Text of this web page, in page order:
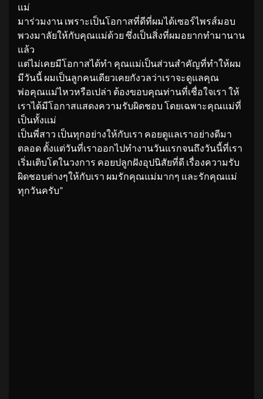
แม่
มาร่วมงาน เพราะเป็นโอกาสที่ดีที่ผมได้เซอร์ไพรส์มอบ
พวงมาลัยให้กับคุณแม่ด้วย ซึ่งเป็นสิ่งที่ผมอยากทำมานาน
แล้ว
แต่ไม่เคยมีโอกาสได้ทำ คุณแม่เป็นส่วนสำคัญที่ทำให้ผม
มีวันนี้ ผมเป็นลูกคนเดียวเคยกังวลว่าเราจะดูแลคุณ
พ่อคุณแม่ไหวหรือเปล่า ต้องขอบคุณท่านที่เชื่อใจเรา ให้
เราได้มีโอกาสแสดงความรับผิดชอบ โดยเฉพาะคุณแม่ที่
เป็นทั้งแม่
เป็นพี่สาว เป็นทุกอย่างให้กับเรา คอยดูแลเราอย่างดีมา
ตลอด ตั้งแต่วันที่เราออกไปทำงานวันแรกจนถึงวันนี้ที่เรา
เริ่มเติบโตในวงการ คอยปลูกฝังอุปนิสัยที่ดี เรื่องความรับ
ผิดชอบต่างๆให้กับเรา ผมรักคุณแม่มากๆ และรักคุณแม่
ทุกวันครับ”